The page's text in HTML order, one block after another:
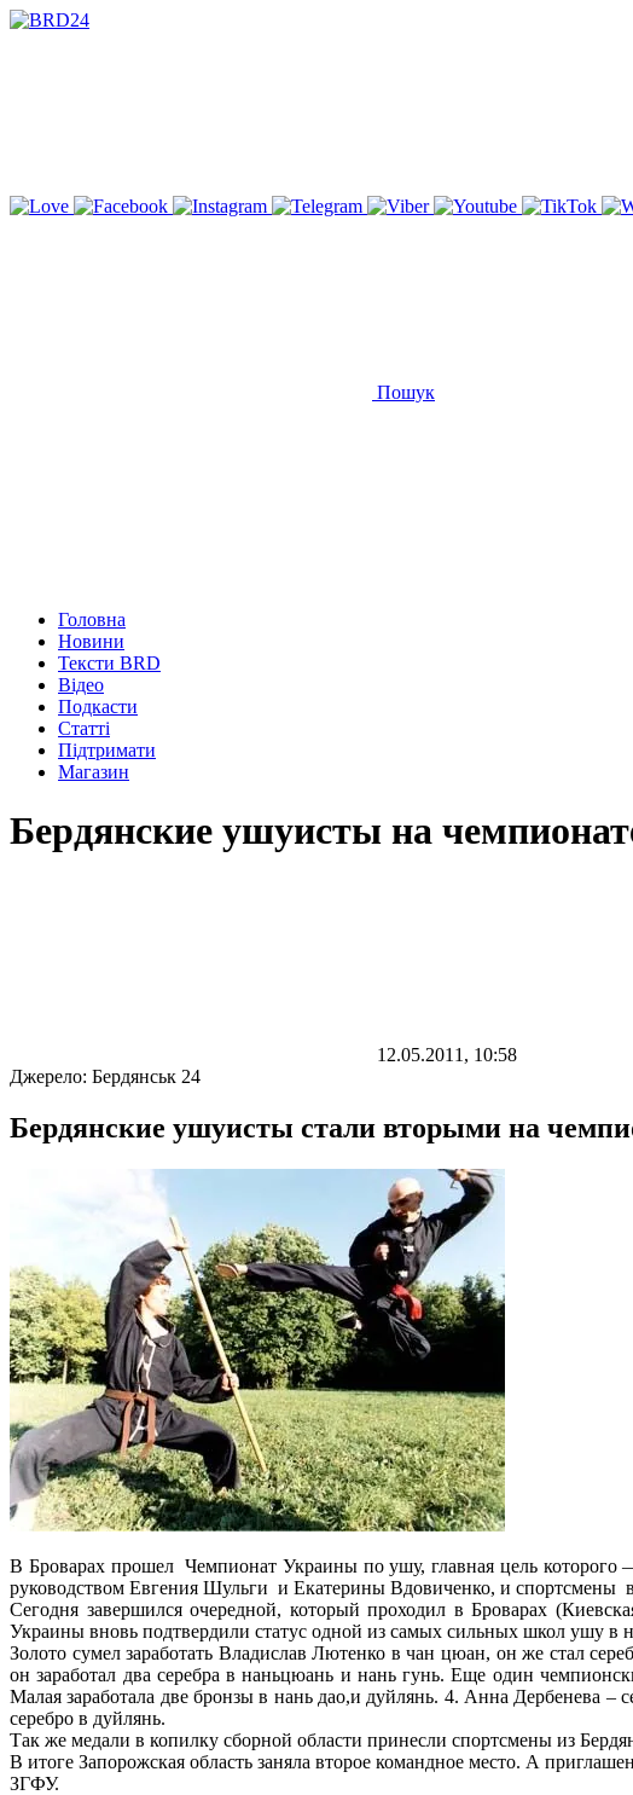
Пошук
Головна
Новини
Тексти BRD
Відео
Подкасти
Статті
Підтримати
Магазин
Бердянские ушуисты на
12.05.2011, 10:58
Джерело: Бердянськ 24
Бердянские ушуисты стали вторыми на
В Броварах прошел Чемпионат Украины по ушу, главная цель
руководством Евгения Шульги и Екатерины Вдовиченко, и спортсмены
Сегодня завершился очередной, который проходил в Броварах
Украины вновь подтвердили статус одной из самых сильных школ ушу в
Золото сумел заработать Владислав Лютенко в чан цюан, он же стал
он заработал два серебра в наньцюань и нань гунь. Еще один
Малая заработала две бронзы в нань дао,и дуйлянь. 4. Анна Дербенева
серебро в дуйлянь.
Так же медали в копилку сборной области принесли спортсмены из
В итоге Запорожская область заняла второе командное место. А
ЗГФУ.